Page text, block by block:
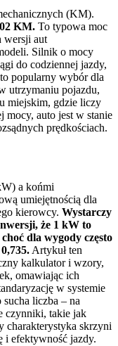
(KM).
KM. To typowa moc
wersji aut
Silnik o mocy
do codziennej jazdy,
popularny wybór dla
utrzymaniu pojazdu,
miejskim, gdzie liczy
mocy, auto jest w stanie
prędkościach.
a końmi
umiejętnością dla
kierowcy. Wystarczy
że 1 kW to
dla wygody często
Artykuł ten
kalkulator i wzory,
omawiając ich
w systemie
liczba – na
czynniki, takie jak
charakterystyka skrzyni
i efektywność jazdy.